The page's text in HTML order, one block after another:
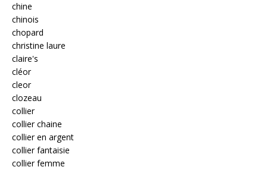
chine
chinois
chopard
christine laure
claire's
cléor
cleor
clozeau
collier
collier chaine
collier en argent
collier fantaisie
collier femme